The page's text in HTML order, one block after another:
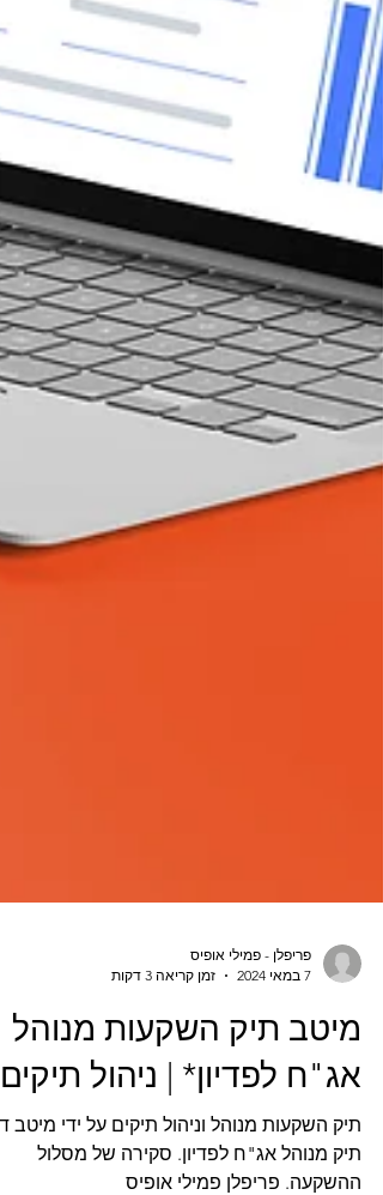
פריפלן - פמילי אופיס
מיטב תיק השקעות מנוהל
אג"ח לפדיון* | ניהול תיקים
תיק השקעות מנוהל וניהול תיקים
תיק מנוהל אג"ח לפדיון. סקירה של מסלול